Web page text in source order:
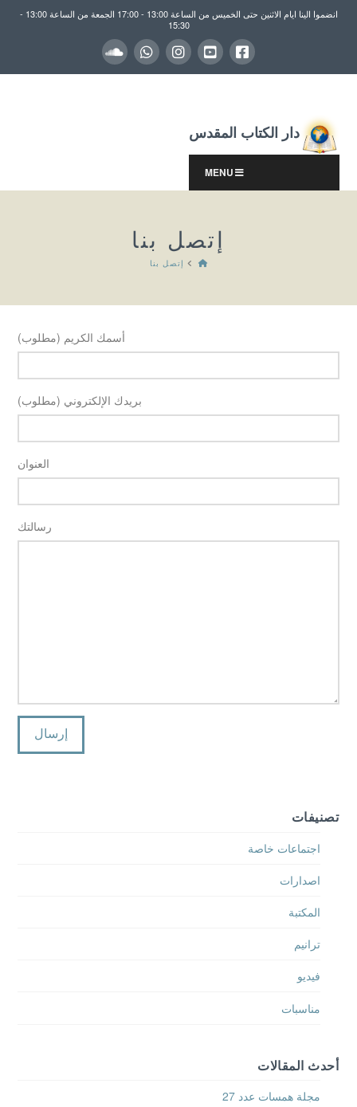
انضموا الينا ايام الاثنين حتى الخميس من الساعة 13:00 - 17:00 الجمعة من الساعة 13:00 -
15:30
دار الكتاب المقدس
MENU
إتصل بنا
HOMEإتصل بنا
أسمك الكريم (مطلوب)
بريدك الإلكتروني (مطلوب)
العنوان
رسالتك
تصنيفات
اجتماعات خاصة
اصدارات
المكتبة
ترانيم
فيديو
مناسبات
أحدث المقالات
مجلة همسات عدد 27